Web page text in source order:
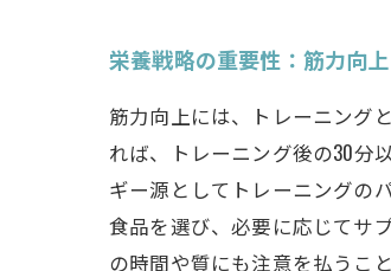
栄養戦略の重要性：筋力向
筋力向上には、トレーニング
れば、トレーニング後の30分
ギー源としてトレーニングの
食品を選び、必要に応じてサ
の時間や質にも注意を払うこ